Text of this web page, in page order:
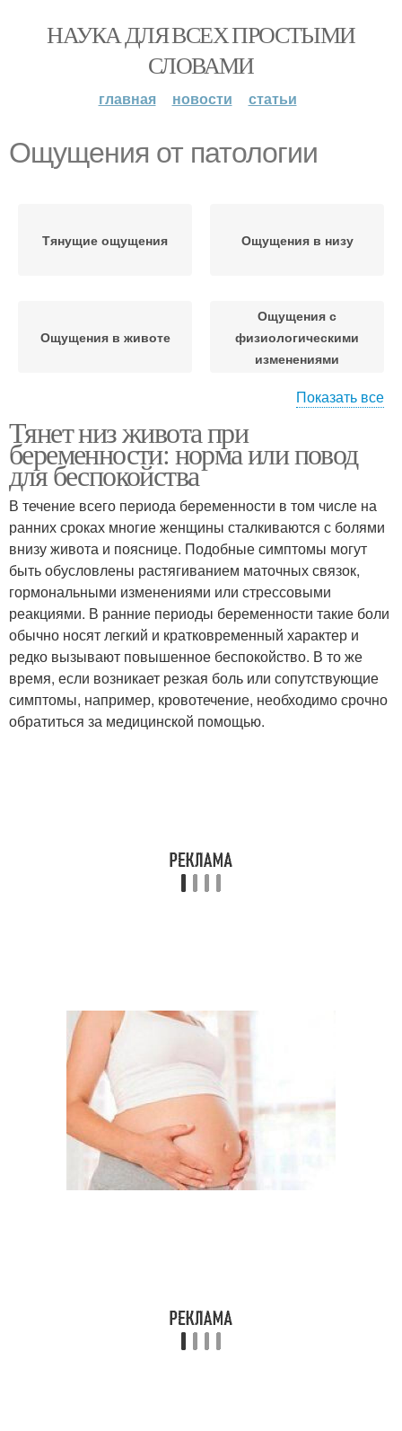
НАУКА ДЛЯ ВСЕХ ПРОСТЫМИ
СЛОВАМИ
главная новости статьи
Ощущения от патологии
Тянущие ощущения Ощущения в низу
Ощущения в животе
Ощущения с
физиологическими
изменениями
Состояние на ощущения
Показать все
Тянет низ живота при
беременности: норма или повод
для беспокойства
В течение всего периода беременности в том числе на
ранних сроках многие женщины сталкиваются с болями
внизу живота и пояснице. Подобные симптомы могут
быть обусловлены растягиванием маточных связок,
гормональными изменениями или стрессовыми
реакциями. В ранние периоды беременности такие боли
обычно носят легкий и кратковременный характер и
редко вызывают повышенное беспокойство. В то же
время, если возникает резкая боль или сопутствующие
симптомы, например, кровотечение, необходимо срочно
обратиться за медицинской помощью.